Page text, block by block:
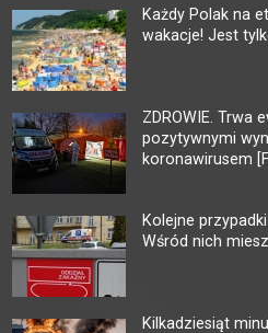
Każdy Polak na
wakacje! Jest
ZDROWIE. Trwa
pozytywnymi
koronawirusem
Kolejne
Wśród nich
Kilkadziesiąt